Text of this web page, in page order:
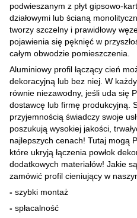
podwieszanym z płyt gipsowo-
działowymi lub ścianą
tworzy szczelny i prawidłowy
pojawienia się pęknięć w
całym obwodzie pomieszczenia.
Aluminiowy profil łączący cień
dekoracyjną lub bez niej. W
równie niezawodny, jeśli uda się
dostawcę lub firmę produkcyjną.
przyjemnością świadczy swoje
poszukują wysokiej jakości,
najlepszych cenach! Tutaj mogą
które ukryją łączenia powłok
dodatkowych materiałów! Jakie
zamówić profil cieniujący w
- szybki montaż
- spłacalność